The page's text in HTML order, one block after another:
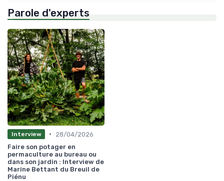
Parole d'experts
Interview •
28/04/2026
Faire son potager en
permaculture au bureau ou
dans son jardin : Interview de
Marine Bettant du Breuil de
Piénu